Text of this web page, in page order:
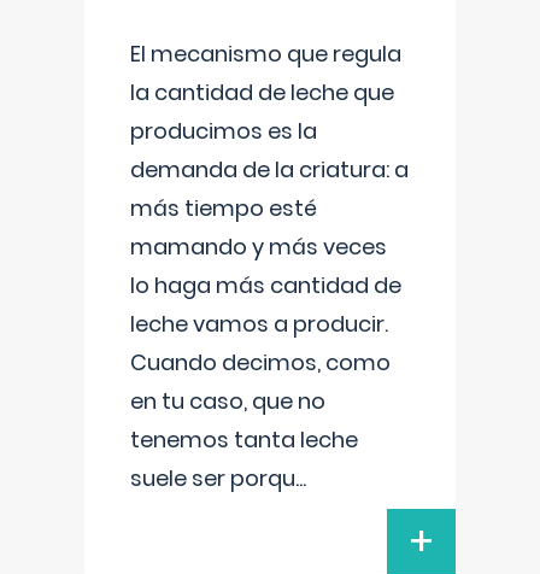
El mecanismo que regula
la cantidad de leche que
producimos es la
demanda de la criatura: a
más tiempo esté
mamando y más veces
lo haga más cantidad de
leche vamos a producir.
Cuando decimos, como
en tu caso, que no
tenemos tanta leche
suele ser porqu...
+